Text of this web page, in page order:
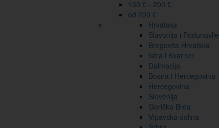
130 € - 200 €
od 200 €
Hrvatska
Slavonija i Podunavlje
Bregovita Hrvatska
Istra i Kvarner
Dalmacija
Bosna i Hercegovina
Hercegovina
Slovenija
Goriška Brda
Vipavska dolina